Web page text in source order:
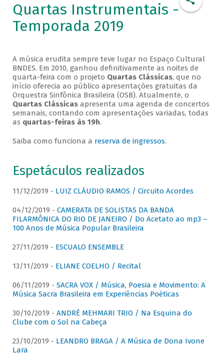
Quartas Instrumentais -
Temporada 2019
A música erudita sempre teve lugar no Espaço Cultural
BNDES. Em 2010, ganhou definitivamente as noites de
quarta-feira com o projeto Quartas Clássicas, que no
início oferecia ao público apresentações gratuitas da
Orquestra Sinfônica Brasileira (OSB). Atualmente, o
Quartas Clássicasapresenta uma agenda de concertos
semanais, contando com apresentações variadas, todas
as quartas-feiras às 19h.
Saiba como funciona a reserva de ingressos.
Espetáculos realizados
11/12/2019 - LUIZ CLÁUDIO RAMOS / Circuito Acordes
04/12/2019 - CAMERATA DE SOLISTAS DA BANDA
FILARMÔNICA DO RIO DE JANEIRO / Do Acetato ao mp3 –
100 Anos de Música Popular Brasileira
27/11/2019 - ESCUALO ENSEMBLE
13/11/2019 - ELIANE COELHO / Recital
06/11/2019 - SACRA VOX / Música, Poesia e Movimento: A
Música Sacra Brasileira em Experiências Poéticas
30/10/2019 - ANDRÉ MEHMARI TRIO / Na Esquina do
Clube com o Sol na Cabeça
23/10/2019 - LEANDRO BRAGA / A Música de Dona Ivone
Lara